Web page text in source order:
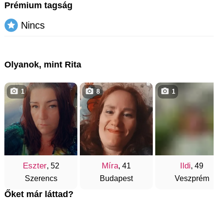
Prémium tagság
Nincs
Olyanok, mint Rita
Eszter, 52
Szerencs
1
Míra, 41
Budapest
8
Ildi, 49
Veszprém
1
Őket már láttad?